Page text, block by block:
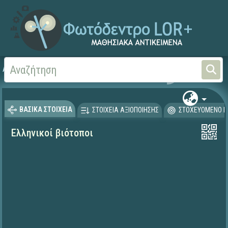
Αρχική ΕΡΓΑ ΙΤΥΕ 1996-2008
ΒΑΣΙΚΑ ΣΤΟΙΧΕΙΑ ΣΤΟΙΧΕΙΑ ΑΞΙΟΠΟΙΗΣΗΣ ΣΤΟΧΕΥΟΜΕΝΟ
Ελληνικοί βιότοποι